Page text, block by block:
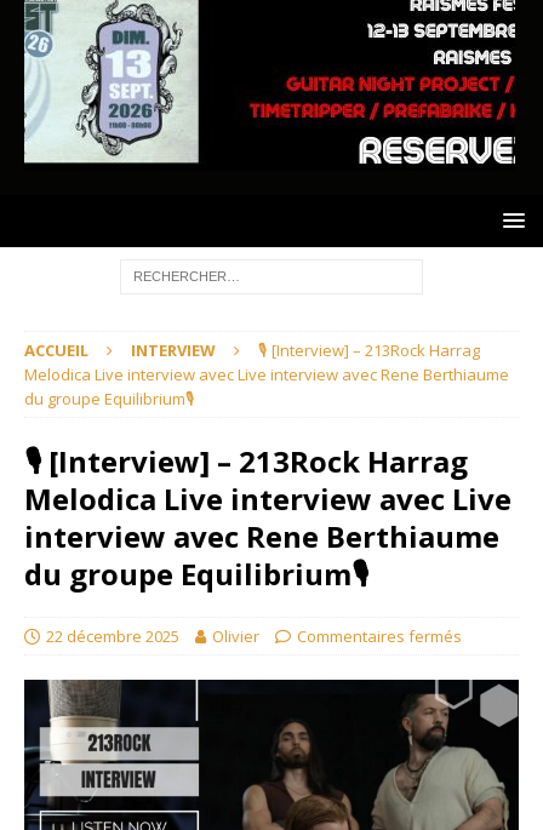
ACCUEIL INTERVIEW
🎙 [Interview] – 213Rock Harrag
Melodica Live interview avec Live interview avec Rene Berthiaume
du groupe Equilibrium🎙
🎙 [Interview] – 213Rock Harrag
Melodica Live interview avec Live
interview avec Rene Berthiaume
du groupe Equilibrium🎙
22 décembre 2025 Olivier Commentaires fermés